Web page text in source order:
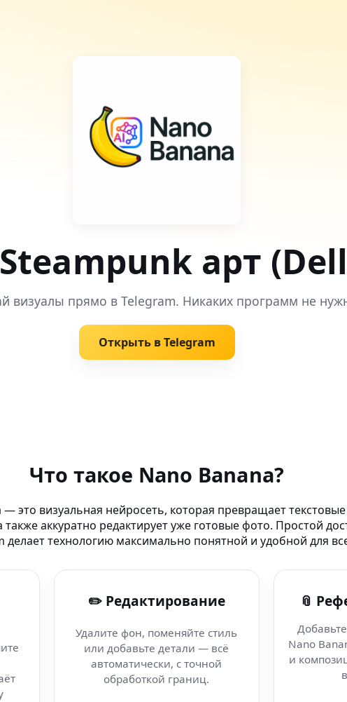
арт
визуалы прямо в Telegram. Никаких программ не
Открыть в Telegram
создавай
Telegram
и водяных
прямо сейчас
Что такое Nano Banana?
— это визуальная нейросеть, которая превращает
аккуратно редактирует уже готовые фото. Простой
делает технологию максимально понятной и удобной для
✏️ Редактирование
Удалите фон, поменяйте стиль
или добавьте детали — всё
автоматически, с точной
обработкой границ.
📎
Nano
и